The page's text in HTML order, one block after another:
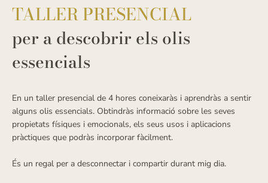
TALLER PRESENCIAL
per a descobrir els olis
essencials
En un taller presencial de 4 hores coneixaràs i aprendràs a sentir
alguns olis essencials. Obtindràs informació sobre les seves
propietats físiques i emocionals, els seus usos i aplicacions
pràctiques que podràs incorporar fàcilment.
És un regal per a desconnectar i compartir durant mig dia.